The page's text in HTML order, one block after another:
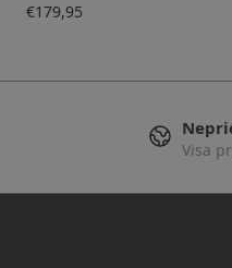
€179,95
Visa